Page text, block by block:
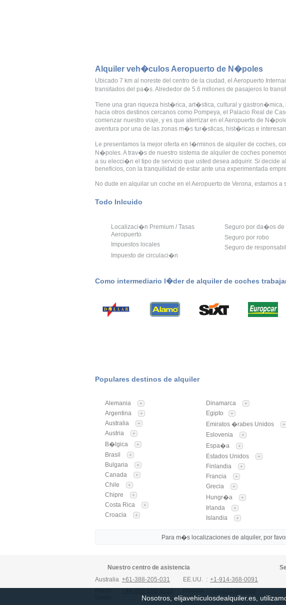
Alquiler veh�culos Aeropuerto de N�poles
Ubicado 7 km al noreste del centro de la ciudad, el Aeropuerto
transitados del pa�s. Alrededor de 5.6 millones de pasajeros lo
Tiene una gran riqueza hist�rica, art�stica, cultural y
hacia otros destinos cercanos como Pompeya, el Palacio Real de
comenzar nuestro viaje, y es que aterrizar en el Aeropuerto de
aventura por una de las zonas m�s tur�sticas, hist�ricas e
Le presentamos la mejor oferta en t�rminos de alquiler de coches,
N�poles. A trav�s de nuestro sistema de alquiler de coches
a su elecci�n el tipo de servicio que usted desea adquirir. Si
beneficios, con la tranquilidad de estar ante una experimentada
No dude en alquilar un coche en el Aeropuerto de Verona, estamos
Todo Inlcuido
Localizaci�n Premium / Tasas
Aeropuerto
Impuestos locales
Impuesto de circulaci�n
Seguro por da�os
Seguro por robo
Seguro de
Como intermediario l�der de alquiler de coches
Populares destinos de alquiler
Alemania +
Argentina +
Australia +
Austria +
B�lgica +
Brasil +
Bulgaria +
Canada +
Chile +
Chipre +
Costa Rica +
Croacia +
Dinamarca +
Egipto +
Emiratos �rabes Unidos +
Eslovenia +
Espa�a +
Estados Unidos +
Finlandia +
Francia +
Grecia +
Hungr�a +
Irlanda +
Islandia +
Para m�s localizaciones de alquiler, por
Nuestro centro de asistencia
Australia :+61-388-205-031
EE.UU. : +1-914-368-0091
Nosotros, elijavehiculosdealquiler.es,